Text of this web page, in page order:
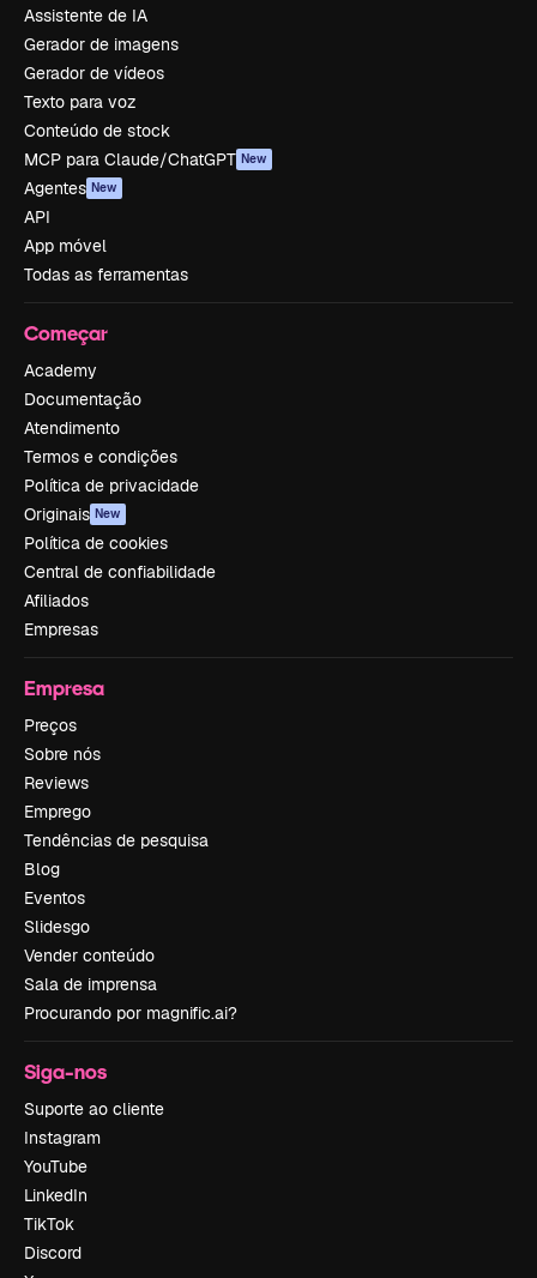
Assistente de IA
Gerador de imagens
Gerador de vídeos
Texto para voz
Conteúdo de stock
MCP para Claude/ChatGPT New
Agentes New
API
App móvel
Todas as ferramentas
Começar
Academy
Documentação
Atendimento
Termos e condições
Política de privacidade
Originais New
Política de cookies
Central de confiabilidade
Afiliados
Empresas
Empresa
Preços
Sobre nós
Reviews
Emprego
Tendências de pesquisa
Blog
Eventos
Slidesgo
Vender conteúdo
Sala de imprensa
Procurando por magnific.ai?
Siga-nos
Suporte ao cliente
Instagram
YouTube
LinkedIn
TikTok
Discord